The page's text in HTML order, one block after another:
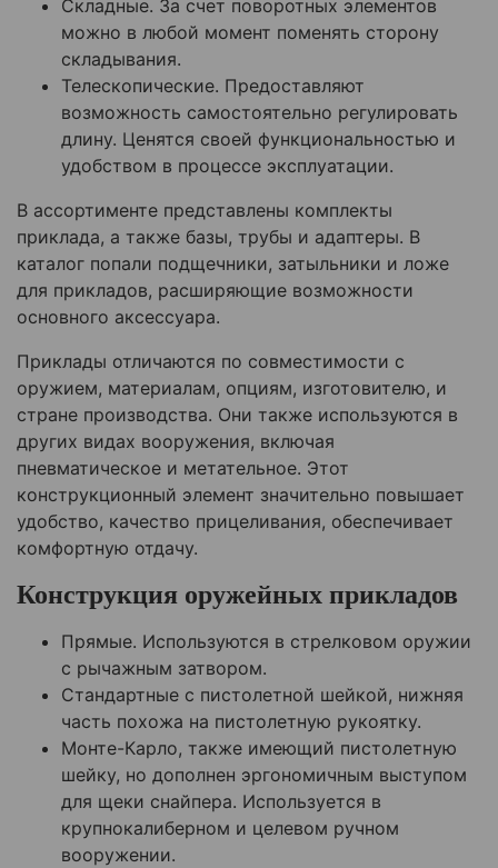
Складные. За счет поворотных элементов
можно в любой момент поменять сторону
складывания.
Телескопические. Предоставляют
возможность самостоятельно регулировать
длину. Ценятся своей функциональностью и
удобством в процессе эксплуатации.
В ассортименте представлены комплекты
приклада, а также базы, трубы и адаптеры. В
каталог попали подщечники, затыльники и ложе
для прикладов, расширяющие возможности
основного аксессуара.
Приклады отличаются по совместимости с
оружием, материалам, опциям, изготовителю, и
стране производства. Они также используются в
других видах вооружения, включая
пневматическое и метательное. Этот
конструкционный элемент значительно повышает
удобство, качество прицеливания, обеспечивает
комфортную отдачу.
Конструкция оружейных прикладов
Прямые. Используются в стрелковом оружии
с рычажным затвором.
Стандартные с пистолетной шейкой, нижняя
часть похожа на пистолетную рукоятку.
Монте-Карло, также имеющий пистолетную
шейку, но дополнен эргономичным выступом
для щеки снайпера. Используется в
крупнокалиберном и целевом ручном
вооружении.